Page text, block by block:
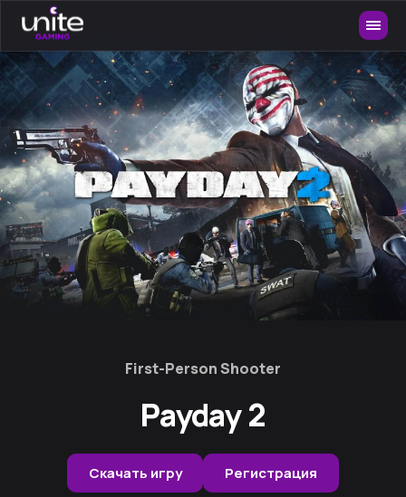
First-Person Shooter
Payday 2
Скачать игру Регистрация